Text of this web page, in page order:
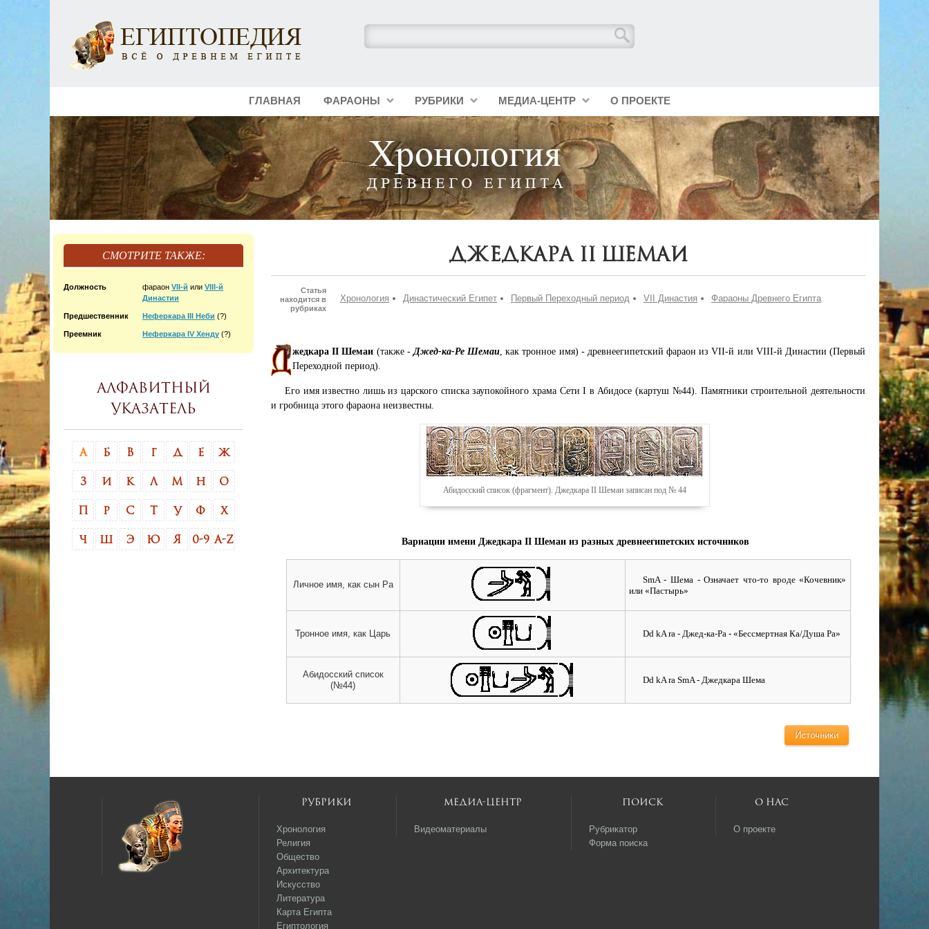
ГЛАВНАЯ ФАРАОНЫ РУБРИКИ МЕДИА-ЦЕНТР О ПРОЕКТЕ
Джедкара II Шемаи
Статья
находится в
рубриках
Хронология Династический Египет Первый Переходный период VII Династия Фараоны Древнего Египта
жедкара II Шемаи (также -Джед-ка-Ре Шемаи, как тронное имя) - древнеегипетский фараон из VII-й или VIII-й Династии (Первый
Переходной период).
Его имя известно лишь из царского списка заупокойного храма Сети I в Абидосе (картуш №44). Памятники строительной деятельности
и гробница этого фараона неизвестны.
Абидосский список (фрагмент). Джедкара II Шемаи записан под № 44
Вариации имени Джедкара II Шемаи из разных древнеегипетских источников
Личное имя, как сын Ра
SmA - Шема - Означает что-то вроде «Кочевник»
или «Пастырь»
Тронное имя, как Царь Dd kA ra - Джед-ка-Ра - «Бессмертная Ка/Душа Ра»
Абидосский список
(№44)
Dd kA ra SmA - Джедкара Шема
Источники
СМОТРИТЕ ТАКЖЕ:
Должность фараон VII-й или VIII-й
Династии
Предшественник Неферкара III Неби (?)
Преемник Неферкара IV Хенду (?)
Алфавитный
указатель
А Б В Г Д Е Ж
З И К Л М Н О
Р С Т У Ф Х
Ч Э Ю Я 0-9 A-Z
Рубрики
Хронология
Религия
Общество
Архитектура
Искусство
Литература
Карта Египта
Египтология
Медиа-центр
Видеоматериалы
Поиск
Рубрикатор
Форма поиска
О нас
О проекте